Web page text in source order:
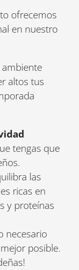
ofrecemos
en nuestro
altos tus
tengas que
las
ricas en
y proteínas
necesario
posible.